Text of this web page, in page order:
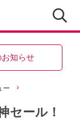
知らせ
ー
セール！